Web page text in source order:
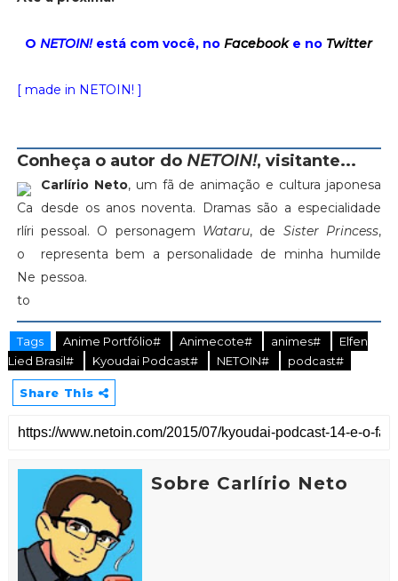
ONETOIN!está com você, noFacebooke no Twitter
[ made in NETOIN! ]
Conheça o autor do NETOIN!, visitante...
Carlírio Neto, um fã de animação e cultura japonesa
desde os anos noventa. Dramas são a especialidade
pessoal. O personagem Wataru, de Sister Princess,
representa bem a personalidade de minha humilde
pessoa.
Tags Anime Portfólio# Animecote# animes#
Elfen
Lied Brasil#
Kyoudai Podcast# NETOIN# podcast#
Share This
Sobre Carlírio Neto